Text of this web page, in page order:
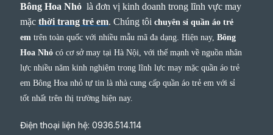
Bông Hoa Nhỏ là đơn vị kinh doanh trong lĩnh vực may
mặc thời trang trẻ em. Chúng tôi chuyên sỉ quần áo trẻ
em trên toàn quốc với nhiều mẫu mã đa dạng. Hiện nay, Bông
Hoa Nhỏcó cơ sở may tại Hà Nội, với thế mạnh về nguồn nhân
lực nhiều năm kinh nghiệm trong lĩnh lực may mặc quần áo trẻ
em Bông Hoa nhỏ tự tin là nhà cung cấp quần áo trẻ em với sỉ
tốt nhất trên thị trường hiện nay.
Điện thoại liện hệ: 0936.514.114